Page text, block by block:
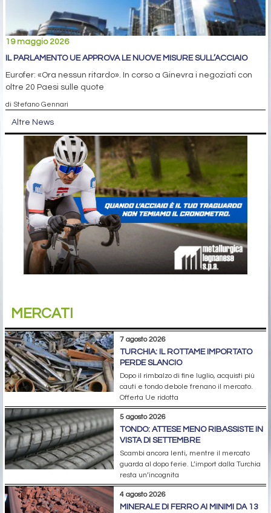
19 maggio 2026
IL PARLAMENTO UE APPROVA LE NUOVE MISURE SULL’ACCIAIO
Eurofer: «Ora nessun ritardo». In corso a Ginevra i negoziati con
oltre 20 Paesi sulle quote
di Stefano Gennari
Altre News
MERCATI
7 agosto 2026
TURCHIA: IL ROTTAME IMPORTATO
PERDE SLANCIO
Dopo il rimbalzo di fine luglio, acquisti più
cauti e tondo debole frenano il mercato.
Offerta Ue ridotta
5 agosto 2026
TONDO: ATTESE MENO RIBASSISTE IN
VISTA DI SETTEMBRE
Scambi ancora lenti, mentre il mercato
guarda al dopo ferie. L’import dalla Turchia
resta un’incognita
4 agosto 2026
MINERALE DI FERRO AI MINIMI DA 13